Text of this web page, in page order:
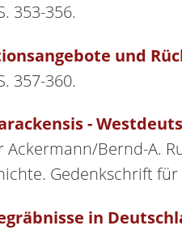
353-356.
und
357-360.
-
Ackermann/Bernd-A.
Gedenkschrift für
in